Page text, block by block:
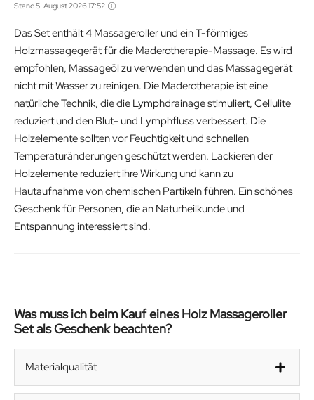
Stand 5. August 2026 17:52
Das Set enthält 4 Massageroller und ein T-förmiges
Holzmassagegerät für die Maderotherapie-Massage. Es wird
empfohlen, Massageöl zu verwenden und das Massagegerät
nicht mit Wasser zu reinigen. Die Maderotherapie ist eine
natürliche Technik, die die Lymphdrainage stimuliert, Cellulite
reduziert und den Blut- und Lymphfluss verbessert. Die
Holzelemente sollten vor Feuchtigkeit und schnellen
Temperaturänderungen geschützt werden. Lackieren der
Holzelemente reduziert ihre Wirkung und kann zu
Hautaufnahme von chemischen Partikeln führen. Ein schönes
Geschenk für Personen, die an Naturheilkunde und
Entspannung interessiert sind.
Was muss ich beim Kauf eines Holz Massageroller
Set als Geschenk beachten?
Materialqualität